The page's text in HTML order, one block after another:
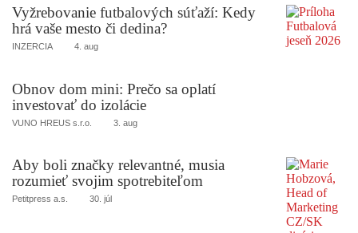
Vyžrebovanie futbalových súťaží: Kedy
hrá vaše mesto či dedina?
INZERCIA 4. aug
Obnov dom mini: Prečo sa oplatí
investovať do izolácie
VUNO HREUS s.r.o. 3. aug
Aby boli značky relevantné, musia
rozumieť svojim spotrebiteľom
Petitpress a.s. 30. júl